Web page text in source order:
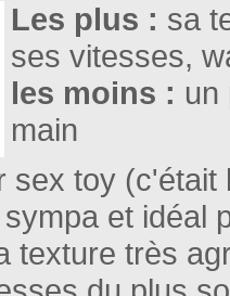
Les plus : sa
ses vitesses,
les moins : un
main
sex toy (c'était
et idéal
texture très